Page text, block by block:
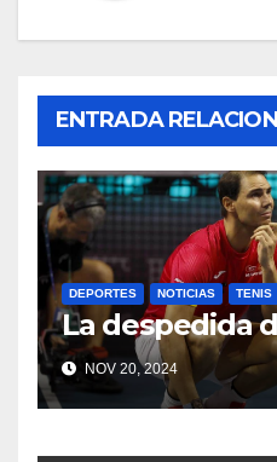
ENTRADA
DEPORTES NOTICIAS TENIS
La despedida
NOV 20, 2024